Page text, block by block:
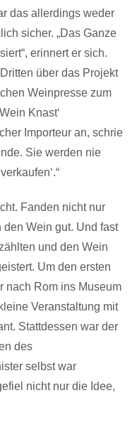
das allerdings weder
sicher. „Das Ganze
erinnert er sich.
über das Projekt
Weinpresse zum
Knast‘
Importeur an, schrie
Sie werden nie
Fanden nicht nur
Wein gut. Und fast
und den Wein
Um den ersten
nach Rom ins Museum
Veranstaltung mit
Stattdessen war der
des
selbst war
nicht nur die Idee,